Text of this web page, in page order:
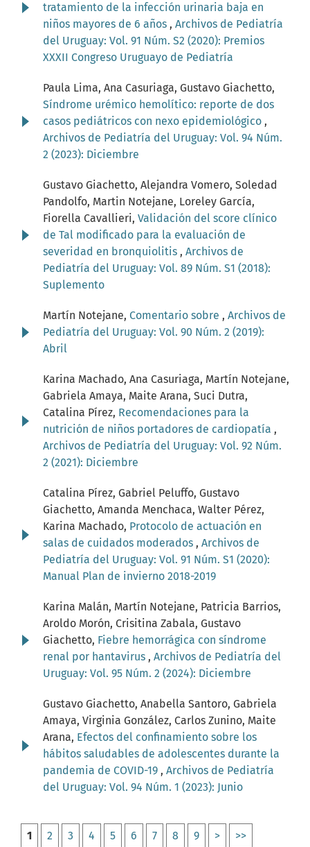
tratamiento de la infección urinaria baja en
niños mayores de 6 años , Archivos de Pediatría
del Uruguay: Vol. 91 Núm. S2 (2020): Premios
XXXII Congreso Uruguayo de Pediatría
Paula Lima, Ana Casuriaga, Gustavo Giachetto,
Síndrome urémico hemolítico: reporte de dos
casos pediátricos con nexo epidemiológico ,
Archivos de Pediatría del Uruguay: Vol. 94 Núm.
2 (2023): Diciembre
Gustavo Giachetto, Alejandra Vomero, Soledad
Pandolfo, Martin Notejane, Loreley García,
Fiorella Cavallieri, Validación del score clínico
de Tal modificado para la evaluación de
severidad en bronquiolitis , Archivos de
Pediatría del Uruguay: Vol. 89 Núm. S1 (2018):
Suplemento
Martín Notejane, Comentario sobre , Archivos de
Pediatría del Uruguay: Vol. 90 Núm. 2 (2019):
Abril
Karina Machado, Ana Casuriaga, Martín Notejane,
Gabriela Amaya, Maite Arana, Suci Dutra,
Catalina Pírez, Recomendaciones para la
nutrición de niños portadores de cardiopatía ,
Archivos de Pediatría del Uruguay: Vol. 92 Núm.
2 (2021): Diciembre
Catalina Pírez, Gabriel Peluffo, Gustavo
Giachetto, Amanda Menchaca, Walter Pérez,
Karina Machado, Protocolo de actuación en
salas de cuidados moderados , Archivos de
Pediatría del Uruguay: Vol. 91 Núm. S1 (2020):
Manual Plan de invierno 2018-2019
Karina Malán, Martín Notejane, Patricia Barrios,
Aroldo Morón, Crisitina Zabala, Gustavo
Giachetto, Fiebre hemorrágica con síndrome
renal por hantavirus , Archivos de Pediatría del
Uruguay: Vol. 95 Núm. 2 (2024): Diciembre
Gustavo Giachetto, Anabella Santoro, Gabriela
Amaya, Virginia González, Carlos Zunino, Maite
Arana, Efectos del confinamiento sobre los
hábitos saludables de adolescentes durante la
pandemia de COVID-19 , Archivos de Pediatría
del Uruguay: Vol. 94 Núm. 1 (2023): Junio
1 2 3 4 5 6 7 8 9 > >>